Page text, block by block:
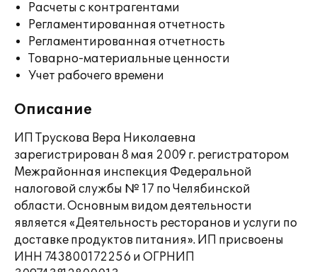
Расчеты с контрагентами
Регламентированная отчетность
Регламентированная отчетность
Товарно-материальные ценности
Учет рабочего времени
Описание
ИП Трускова Вера Николаевна
зарегистрирован 8 мая 2009 г. регистратором
Межрайонная инспекция Федеральной
налоговой службы № 17 по Челябинской
области. Основным видом деятельности
является «Деятельность ресторанов и услуги по
доставке продуктов питания». ИП присвоены
ИНН 743800172256 и ОГРНИП